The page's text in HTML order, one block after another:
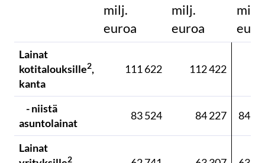
milj.
euroa
milj.
euroa
milj.
Lainat
kotitalouksille2,
kanta
111 622 112 422
- niistä
asuntolainat
83 524 84 227 84
Lainat
2